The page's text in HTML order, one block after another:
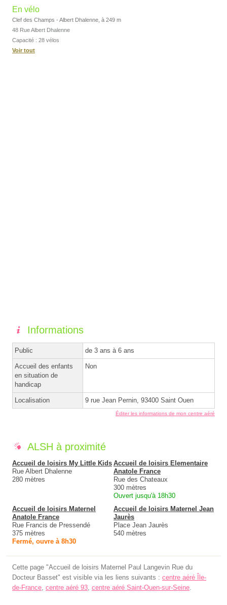
En vélo
Clef des Champs - Albert Dhalenne, à 249 m
48 Rue Albert Dhalenne
Capacité : 28 vélos
Voir tout
Informations
Public de 3 ans à 6 ans
Accueil des enfants
en situation de
handicap
Non
Localisation 9 rue Jean Pernin, 93400 Saint Ouen
Éditer les informations de mon centre aéré
ALSH à proximité
Accueil de loisirs My Little Kids
Rue Albert Dhalenne
280 mètres
Accueil de loisirs Elementaire
Anatole France
Rue des Chateaux
300 mètres
Ouvert jusqu'à 18h30
Accueil de loisirs Maternel
Anatole France
Rue Francis de Pressendé
375 mètres
Fermé, ouvre à 8h30
Accueil de loisirs Maternel Jean
Jaurès
Place Jean Jaurès
540 mètres
Cette page "Accueil de loisirs Maternel Paul Langevin Rue du
Docteur Basset" est visible via les liens suivants : centre aéré Île-
de-France centre aéré 93 centre aéré Saint-Ouen-sur-Seine